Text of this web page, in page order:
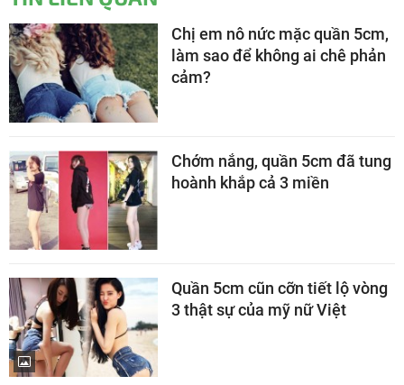
Chị em nô nức mặc quần 5cm,
làm sao để không ai chê phản
cảm?
Chớm nắng, quần 5cm đã tung
hoành khắp cả 3 miền
Quần 5cm cũn cỡn tiết lộ vòng
3 thật sự của mỹ nữ Việt